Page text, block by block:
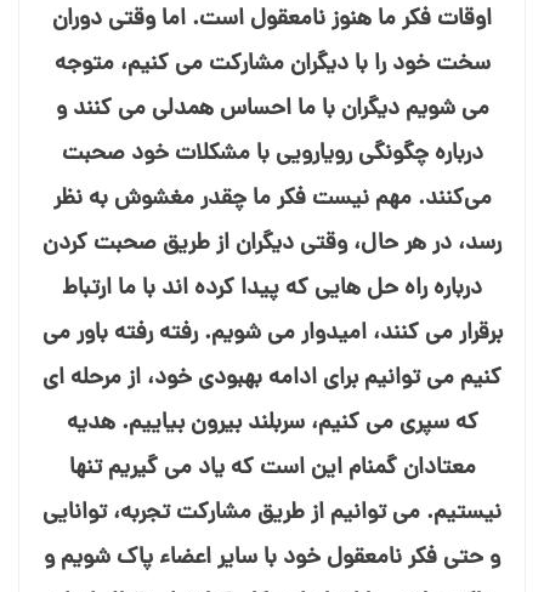
اوقات فکر ما هنوز نامعقول است. اما وقتی دوران
سخت خود را با دیگران مشارکت می کنیم، متوجه
می⁯ شویم دیگران با ما احساس همدلی می⁯ کنند و
درباره چگونگی رویارویی با مشکلات خود صحبت
می⁯‌کنند. مهم نیست فکر ما چقدر مغشوش به نظر
رسد، در هر حال، وقتی دیگران از طریق صحبت کردن
درباره راه حل⁯ هایی که پیدا کرده⁯ اند با ما ارتباط
برقرار می⁯ کنند، امیدوار می⁯ شویم. رفته رفته باور می⁯
کنیم می⁯ توانیم برای ادامه بهبودی خود، از مرحله⁯ ای
که سپری می⁯ کنیم، سربلند بیرون بیاییم. هدیه
معتادان گمنام این است که یاد می⁯ گیریم تنها
نیستیم. می⁯ توانیم از طریق مشارکت تجربه، توانایی
و حتی فکر نامعقول خود با سایر اعضاء پاک شویم و